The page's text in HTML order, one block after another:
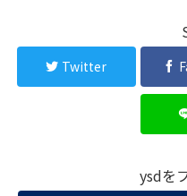
Twitter
ysdを